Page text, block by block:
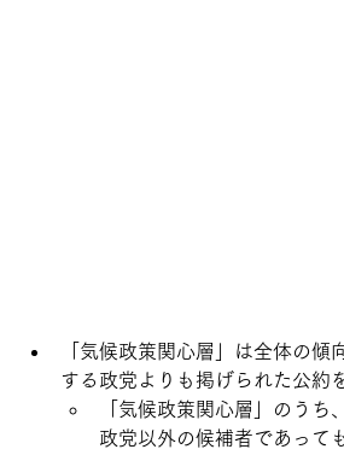
「気候政策関心層」は全体の傾
する政党よりも掲げられた公約
「気候政策関心層」のうち
政党以外の候補者であって